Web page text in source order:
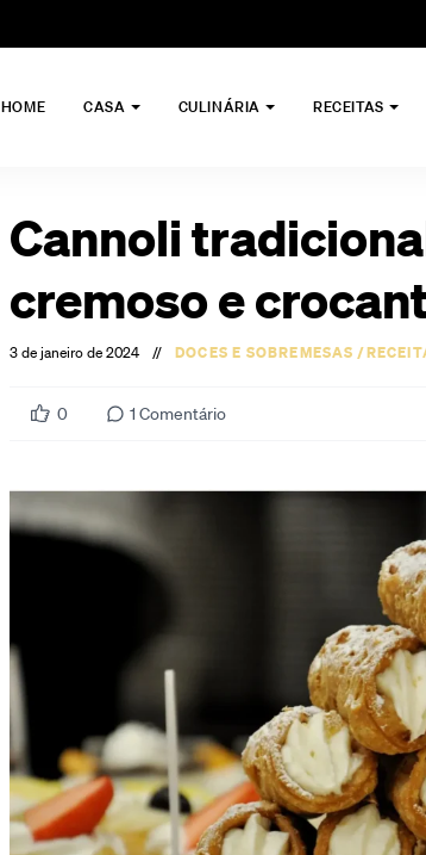
HOME CASA CULINÁRIA RECEITAS
Cannoli
cremoso e
3 de janeiro de 2024 // DOCES E SOBREMESAS /
0 1 Comentário